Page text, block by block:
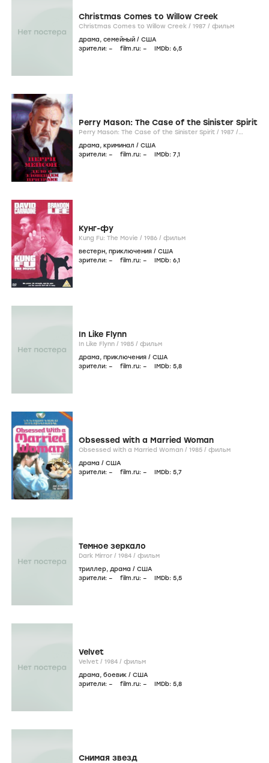
Christmas Comes to Willow Creek
Christmas Comes to Willow Creek / 1987 / фильм
драма, семейный / США
зрители: – film.ru: – IMDb: 6,5
Perry Mason: The Case of the Sinister Spirit
Perry Mason: The Case of the Sinister Spirit / 1987 /
драма, криминал / США
зрители: – film.ru: – IMDb: 7,1
Кунг-фу
Kung Fu: The Movie / 1986 / фильм
вестерн, приключения / США
зрители: – film.ru: – IMDb: 6,1
In Like Flynn
In Like Flynn / 1985 / фильм
драма, приключения / США
зрители: – film.ru: – IMDb: 5,8
Obsessed with a Married Woman
Obsessed with a Married Woman / 1985 / фильм
драма / США
зрители: – film.ru: – IMDb: 5,7
Темное зеркало
Dark Mirror / 1984 / фильм
триллер, драма / США
зрители: – film.ru: – IMDb: 5,5
Velvet
Velvet / 1984 / фильм
драма, боевик / США
зрители: – film.ru: – IMDb: 5,8
Снимая звезд